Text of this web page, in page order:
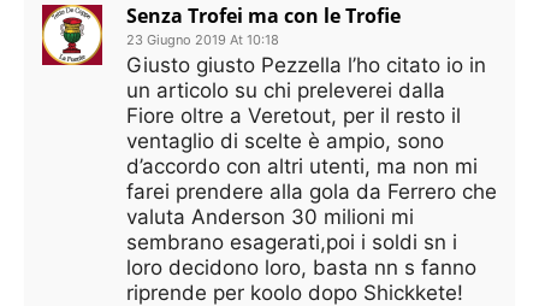
Senza Trofei ma con le Trofie
23 Giugno 2019 At 10:18
Giusto giusto Pezzella l’ho citato io in
un articolo su chi preleverei dalla
Fiore oltre a Veretout, per il resto il
ventaglio di scelte è ampio, sono
d’accordo con altri utenti, ma non mi
farei prendere alla gola da Ferrero che
valuta Anderson 30 milioni mi
sembrano esagerati,poi i soldi sn i
loro decidono loro, basta nn s fanno
riprende per koolo dopo Shickkete!